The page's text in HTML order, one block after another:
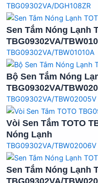
TBG09302VA/DGH108ZR
Sen Tắm Nóng Lạnh
TBG09302VA/
TBG09302VA/TBW01010A
Bộ Sen Tắm Nóng
TBG09302VA/
TBG09302VA/TBW02005V
Vòi Sen Tắm TOTO
Nóng Lạnh
TBG09302VA/TBW02006V
Sen Tắm Nóng Lạnh
TBG09302VA/